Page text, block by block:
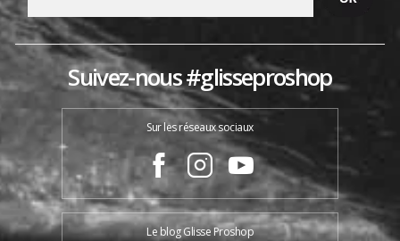
Suivez-nous #glisseproshop
Sur les réseaux sociaux
Le blog Glisse Proshop